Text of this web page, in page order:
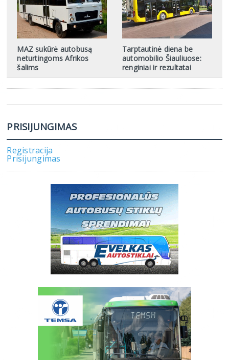
MAZ sukūrė autobusą
neturtingoms Afrikos
šalims
Tarptautinė diena be
automobilio Šiauliuose:
renginiai ir rezultatai
PRISIJUNGIMAS
Registracija
Prisijungimas